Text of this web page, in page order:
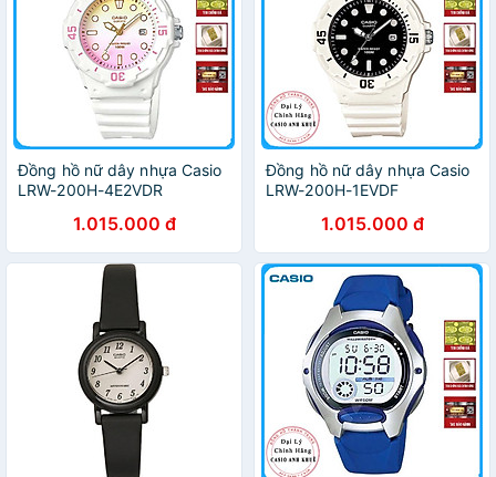
Đồng hồ nữ dây nhựa Casio
LRW-200H-4E2VDR
1.015.000 đ
Đồng hồ nữ dây nhựa Casio
LRW-200H-1EVDF
1.015.000 đ